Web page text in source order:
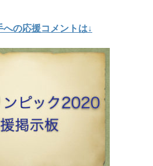
への応援コメントは↓